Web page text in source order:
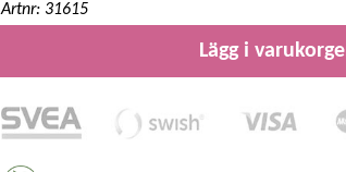
Artnr: 31615
Lägg i